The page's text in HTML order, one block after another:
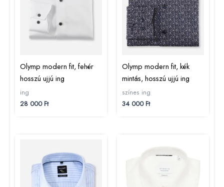
Olymp modern fit, fehér
hosszú ujjú ing
ing
28 000Ft
Olymp modern fit, kék
mintás, hosszú ujjú ing
színes ing
34 000Ft